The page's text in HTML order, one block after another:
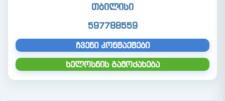
თბილისი
597788559
ჩვენი კონტაქტები
ხელოსნის გამოძახება